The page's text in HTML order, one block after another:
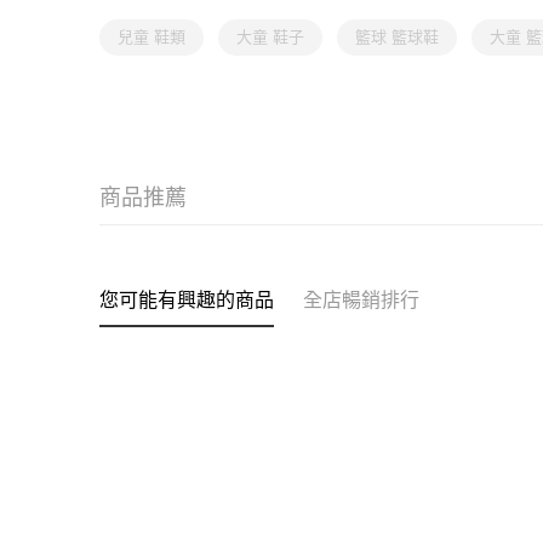
兒童 鞋類 大童 鞋子 籃球 籃球鞋 大童
商品推薦
您可能有興趣的商品 全店暢銷排行